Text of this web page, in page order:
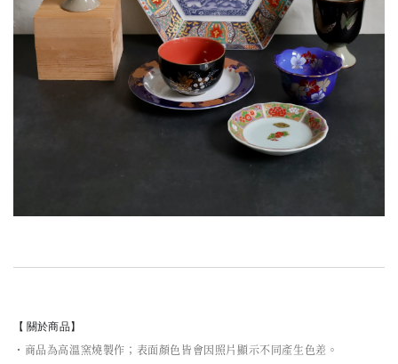
【 關於商品】
・商品為高溫窯燒製作；表面顏色皆會因照片顯示不同產生色差。